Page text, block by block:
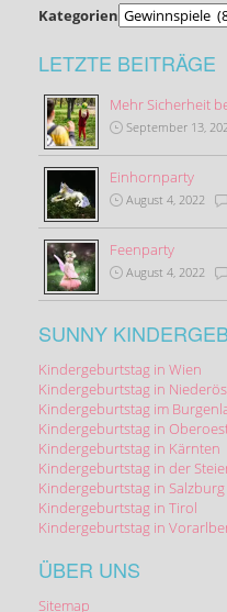
Kategorien
LETZTE BEITRÄGE
Mehr Sicherheit
September 13,
Einhornparty
August 4, 2022
Feenparty
August 4, 2022
SUNNY
Kindergeburtstag in Wien
Kindergeburtstag in
Kindergeburtstag im
Kindergeburtstag in
Kindergeburtstag in Kärnten
Kindergeburtstag in der
Kindergeburtstag in Salzburg
Kindergeburtstag in Tirol
Kindergeburtstag in
ÜBER UNS
Sitemap